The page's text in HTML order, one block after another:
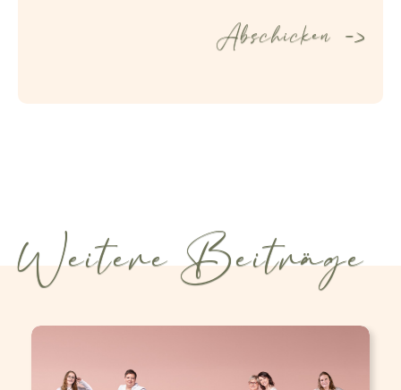
Weitere Beiträge